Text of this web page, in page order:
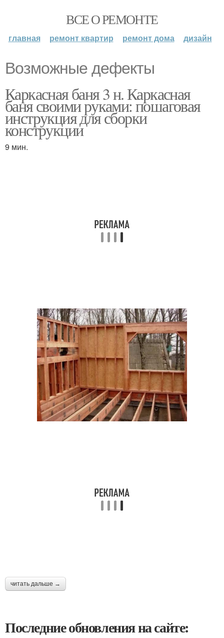
ВСЕ О РЕМОНТЕ
главная ремонт квартир ремонт дома дизайн
Возможные дефекты
Каркасная баня 3 н. Каркасная
баня своими руками: пошаговая
инструкция для сборки
конструкции
9 мин.
читать дальше →
Последние обновления на сайте: